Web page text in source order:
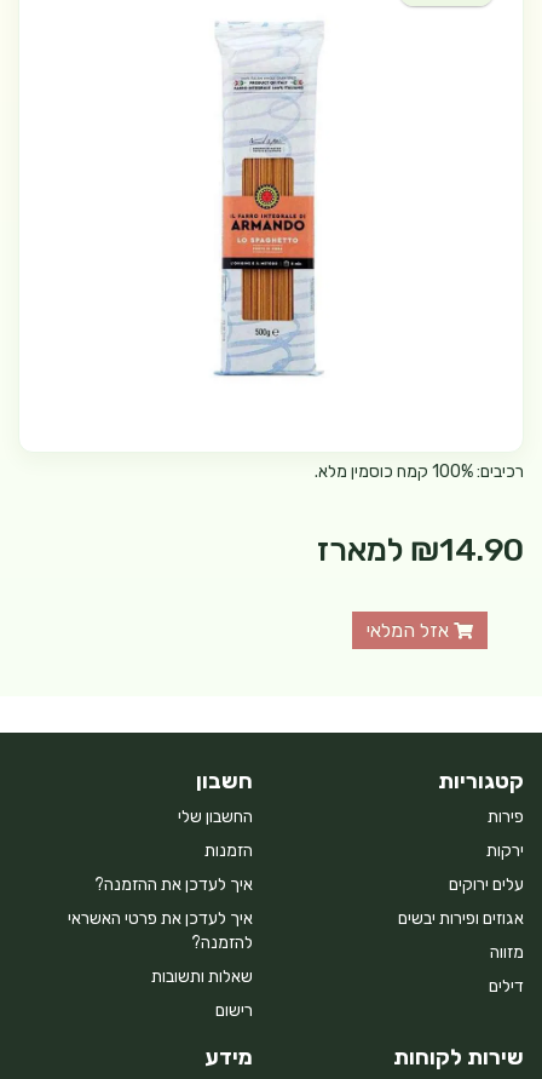
רכיבים: 100% קמח כוסמין מלא.
₪14.90 למארז
אזל המלאי
קטגוריות
פירות
ירקות
עלים ירוקים
אגוזים ופירות יבשים
מזווה
דילים
חשבון
החשבון שלי
הזמנות
איך לעדכן את ההזמנה?
איך לעדכן את פרטי האשראי
להזמנה?
שאלות ותשובות
רישום
שירות לקוחות מידע